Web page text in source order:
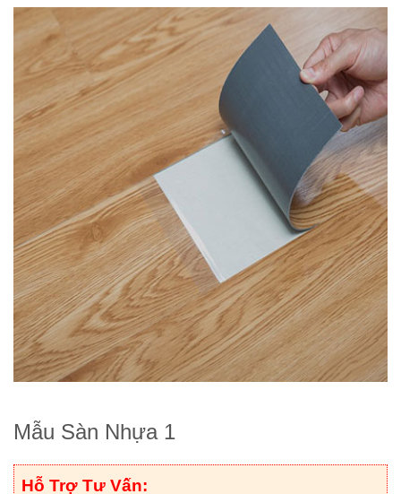
Mẫu Sàn Nhựa 1
Hỗ Trợ Tư Vấn: